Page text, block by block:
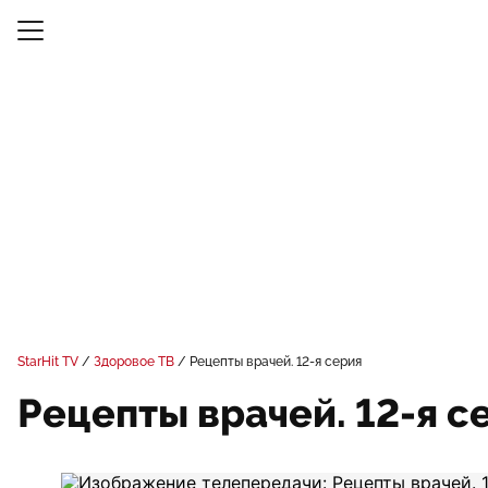
StarHit TV Здоровое ТВ Рецепты врачей. 12-я серия
Рецепты врачей. 12-я